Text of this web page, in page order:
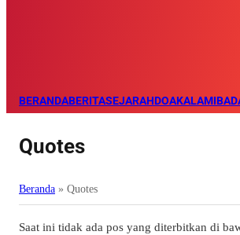
BERANDABERITASEJARAHDOAKALAM
Quotes
Beranda » Quotes
Saat ini tidak ada pos yang diterbitkan di